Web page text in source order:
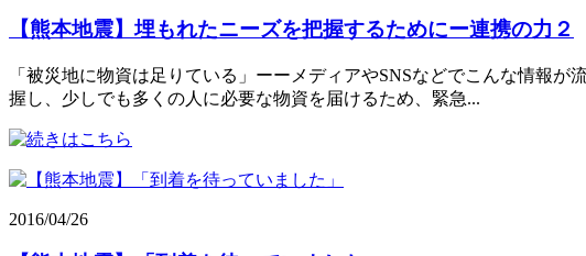
【熊本地震】埋もれたニーズを把握するためにー連携の力２
「被災地に物資は足りている」ーーメディアやSNSなどでこんな情報
握し、少しでも多くの人に必要な物資を届けるため、緊急...
2016/04/26